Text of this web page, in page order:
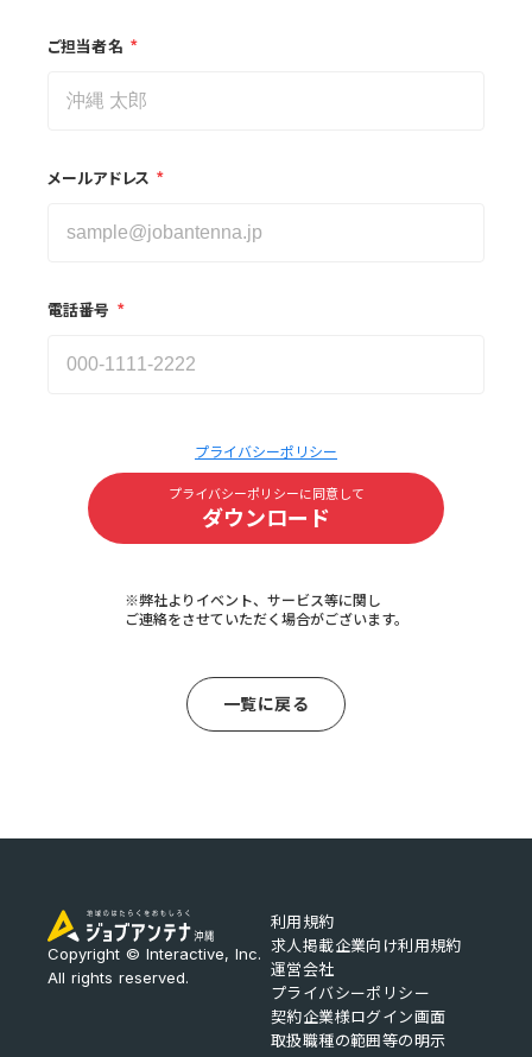
ご担当者名 *
メールアドレス *
電話番号 *
プライバシーポリシー
プライバシーポリシーに同意して
ダウンロード
※弊社よりイベント、サービス等に関し
ご連絡をさせていただく場合がございます。
一覧に戻る
Copyright © Interactive, Inc.
All rights reserved.
利用規約
求人掲載企業向け利用規約
運営会社
プライバシーポリシー
契約企業様ログイン画面
取扱職種の範囲等の明示